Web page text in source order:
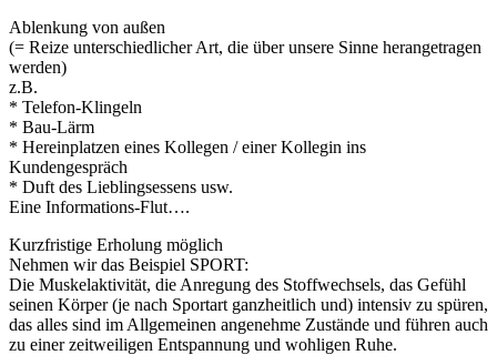
Ablenkung von außen
(= Reize unterschiedlicher Art, die über unsere Sinne herangetragen
werden)
z.B.
* Telefon-Klingeln
* Bau-Lärm
* Hereinplatzen eines Kollegen / einer Kollegin ins
Kundengespräch
* Duft des Lieblingsessens usw.
Eine Informations-Flut….
Kurzfristige Erholung möglich
Nehmen wir das Beispiel SPORT:
Die Muskelaktivität, die Anregung des Stoffwechsels, das Gefühl
seinen Körper (je nach Sportart ganzheitlich und) intensiv zu spüren,
das alles sind im Allgemeinen angenehme Zustände und führen auch
zu einer zeitweiligen Entspannung und wohligen Ruhe.